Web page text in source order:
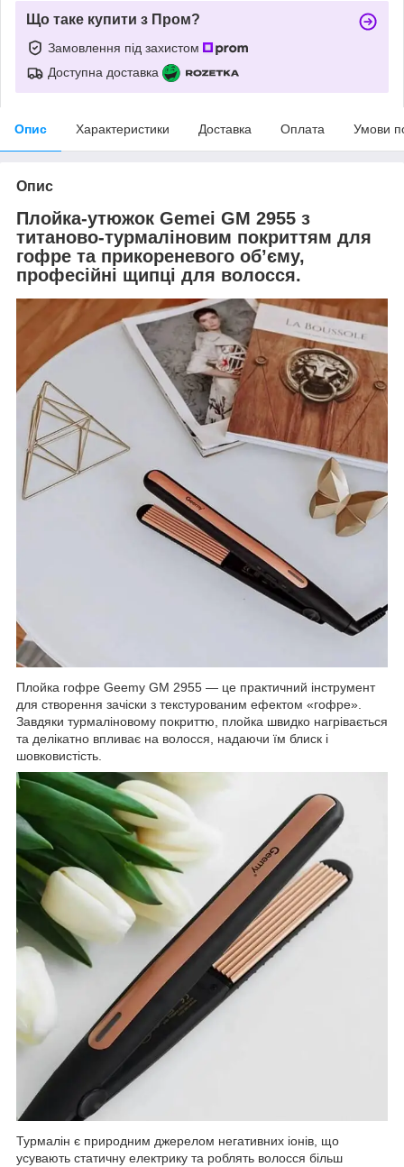
Що таке купити з Пром?
Замовлення під захистом
Доступна доставка
Опис Характеристики Доставка Оплата Умови
Опис
Плойка-утюжок Gemei GM 2955 з
титаново-турмаліновим покриттям для
гофре та прикореневого об’єму,
професійні щипці для волосся.
Плойка гофре Geemy GM 2955 — це практичний інструмент
для створення зачіски з текстурованим ефектом «гофре».
Завдяки турмаліновому покриттю, плойка швидко нагрівається
та делікатно впливає на волосся, надаючи їм блиск і
шовковистість.
Турмалін є природним джерелом негативних іонів, що
усувають статичну електрику та роблять волосся більш